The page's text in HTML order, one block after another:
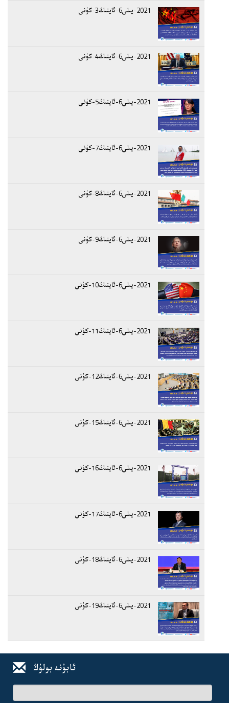
2021-يىلى6-ئاينىڭ3-كۈنى
2021-يىلى6-ئاينىڭ4-كۈنى
2021-يىلى6-ئاينىڭ5-كۈنى
2021-يىلى6-ئاينىڭ7-كۈنى
2021-يىلى6-ئاينىڭ8-كۈنى
2021-يىلى6-ئاينىڭ9-كۈنى
2021-يىلى6-ئاينىڭ10-كۈنى
2021-يىلى6-ئاينىڭ11-كۈنى
2021-يىلى6-ئاينىڭ12-كۈنى
2021-يىلى6-ئاينىڭ15-كۈنى
2021-يىلى6-ئاينىڭ16-كۈنى
2021-يىلى6-ئاينىڭ17-كۈنى
2021-يىلى6-ئاينىڭ18-كۈنى
2021-يىلى6-ئاينىڭ19-كۈنى
ئابۇنە بولۇڭ
ئىسىم-
فامىلىڭىز